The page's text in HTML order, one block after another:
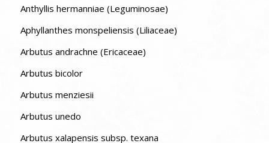
Anthyllis hermanniae (Leguminosae)
Aphyllanthes monspeliensis (Liliaceae)
Arbutus andrachne (Ericaceae)
Arbutus bicolor
Arbutus menziesii
Arbutus unedo
Arbutus xalapensis subsp. texana